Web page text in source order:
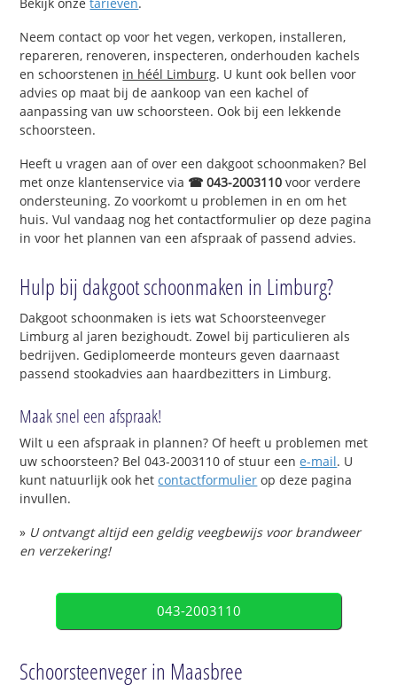
Neem contact op voor het vegen, verkopen, installeren,
repareren, renoveren, inspecteren, onderhouden kachels
en schoorstenen in héél Limburg. U kunt ook bellen voor
advies op maat bij de aankoop van een kachel of
aanpassing van uw schoorsteen. Ook bij een lekkende
schoorsteen.
Heeft u vragen aan of over een dakgoot schoonmaken? Bel
met onze klantenservice via ☎ 043-2003110 voor verdere
ondersteuning. Zo voorkomt u problemen in en om het
huis. Vul vandaag nog het contactformulier op deze pagina
in voor het plannen van een afspraak of passend advies.
Hulp bij dakgoot schoonmaken in Limburg?
Dakgoot schoonmaken is iets wat Schoorsteenveger
Limburg al jaren bezighoudt. Zowel bij particulieren als
bedrijven. Gediplomeerde monteurs geven daarnaast
passend stookadvies aan haardbezitters in Limburg.
Maak snel een afspraak!
Wilt u een afspraak in plannen? Of heeft u problemen met
uw schoorsteen? Bel 043-2003110 of stuur eene-mail. U
kunt natuurlijk ook hetcontactformulier op deze pagina
invullen.
» U ontvangt altijd een geldig veegbewijs voor brandweer
en verzekering!
043-2003110
Schoorsteenveger in Maasbree